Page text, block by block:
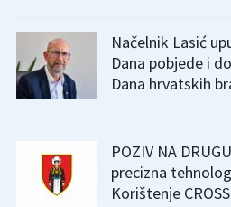
Načelnik Lasić
Dana pobjede i
Dana hrvatskih
POZIV NA
precizna
Korištenje